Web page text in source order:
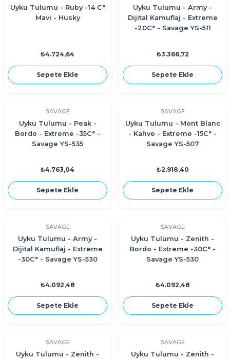
Uyku Tulumu - Ruby -14 C°
Mavi - Husky
₺4.724,64
Sepete Ekle
Uyku Tulumu - Army -
Dijital Kamuflaj - Extreme
-20C° - Savage YS-511
₺3.366,72
Sepete Ekle
SAVAGE
Uyku Tulumu - Peak -
Bordo - Extreme -35C° -
Savage YS-535
₺4.763,04
Sepete Ekle
SAVAGE
Uyku Tulumu - Mont Blanc
- Kahve - Extreme -15C° -
Savage YS-507
₺2.918,40
Sepete Ekle
SAVAGE
Uyku Tulumu - Army -
Dijital Kamuflaj - Extreme
-30C° - Savage YS-530
₺4.092,48
Sepete Ekle
SAVAGE
Uyku Tulumu - Zenith -
Bordo - Extreme -30C° -
Savage YS-530
₺4.092,48
Sepete Ekle
SAVAGE
Uyku Tulumu - Zenith -
SAVAGE
Uyku Tulumu - Zenith -